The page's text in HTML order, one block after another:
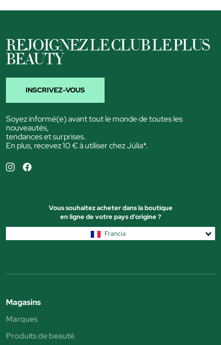
REJOIGNEZ LE CLUB LE PLUS
BEAUTY
INSCRIVEZ-VOUS
Soyez informé(e) avant tout le monde de toutes les
nouveautés,
tendances et surprises.
En plus, recevez 10 € à utiliser chez Júlia*.
Vous souhaitez acheter dans la boutique
en ligne de votre pays d'origine ?
Francia
Magasins
Marques
Produits de beauté